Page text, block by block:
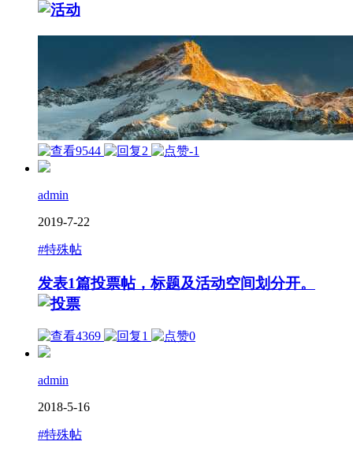
9544 2 -1
admin
2019-7-22
#特殊帖
发表1篇投票帖，标题及活动空间划分开。
4369 1 0
admin
2018-5-16
#特殊帖